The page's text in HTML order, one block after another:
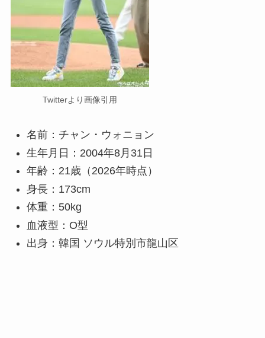
Twitterより画像引用
名前：チャン・ウォニョン
生年月日：2004年8月31日
年齢：21歳（2026年時点）
身長：173cm
体重：50kg
血液型：O型
出身：韓国 ソウル特別市龍山区